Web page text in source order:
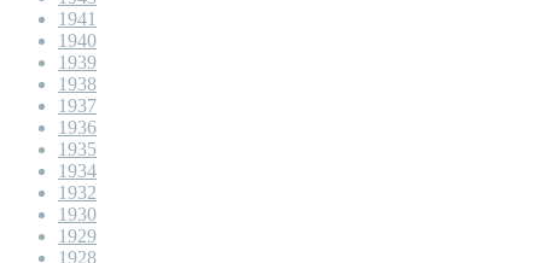
1941
1940
1939
1938
1937
1936
1935
1934
1932
1930
1929
1928